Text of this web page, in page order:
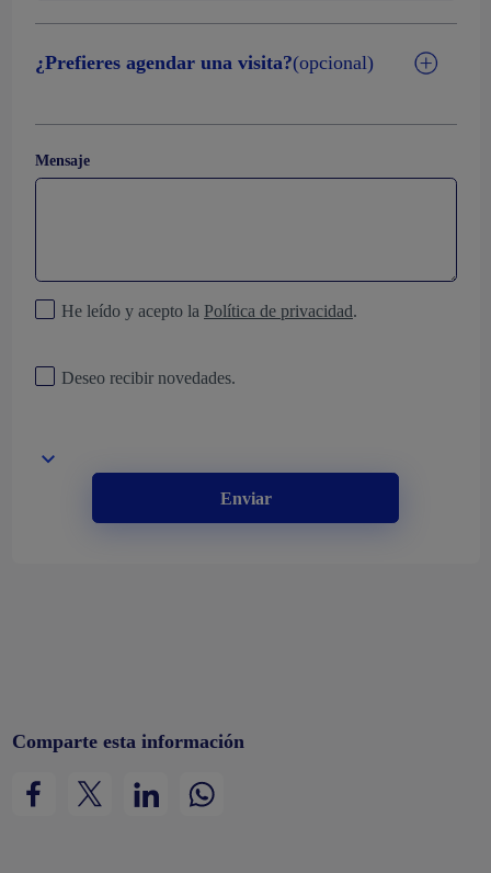
¿Prefieres agendar una visita?(opcional)
Mensaje
He leído y acepto la Política de privacidad.
Deseo recibir novedades.
Enviar
Comparte esta información